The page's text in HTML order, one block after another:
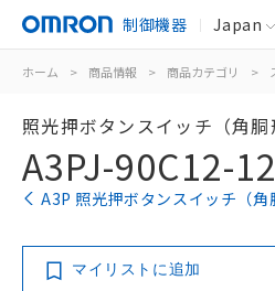
制御機器 Japan
ホーム > 商品情報 > 商品カテゴリ >
照光押ボタンスイッチ（角胴
A3PJ-90C12-
A3P 照光押ボタンスイッチ（
マイリストに追加